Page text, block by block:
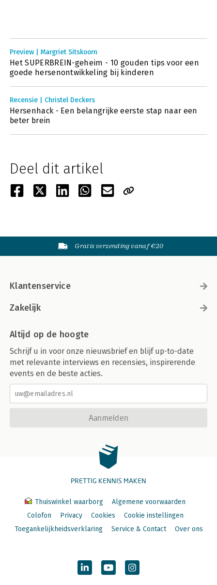
Preview | Margriet Sitskoorn
Het SUPERBREIN-geheim - 10 gouden tips voor een
goede hersenontwikkeling bij kinderen
Recensie | Christel Deckers
Hersenhack - Een belangrijke eerste stap naar een
beter brein
Deel dit artikel
Gratis verzending vanaf €20
Klantenservice
Zakelijk
Altijd op de hoogte
Schrijf u in voor onze nieuwsbrief en blijf up-to-date
met relevante interviews en recensies, inspirerende
events en de beste acties.
Aanmelden
PRETTIG KENNIS MAKEN
Thuiswinkel waarborg
Algemene voorwaarden
Colofon
Privacy Cookies
Cookie instellingen
Toegankelijkheidsverklaring
Service & Contact Over ons